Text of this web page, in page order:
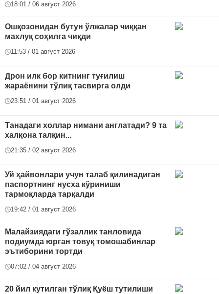
18:01 / 06 август 2026
Ошқозонидан бутун ўлжалар чиққан
махлуқ соҳилга чиқди
11:53 / 01 август 2026
Дрон илк бор китнинг туғилиш
жараёнини тўлиқ тасвирга олди
23:51 / 01 август 2026
Танадаги холлар нимани англатади? 9 та
халқона талқин...
21:35 / 02 август 2026
Уй ҳайвонлари учун талаб қилинадиган
паспортнинг нусха кўриниши
тармоқларда тарқалди
19:42 / 01 август 2026
Малайзиядаги гўзаллик танловида
подиумда юрган товуқ томошабинлар
эътиборини тортди
07:02 / 04 август 2026
20 йил кутилган тўлиқ Қуёш тутилиши